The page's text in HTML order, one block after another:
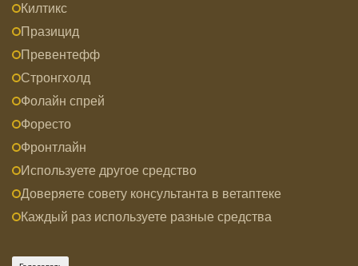
Килтикс
Празицид
Превентефф
Стронгхолд
Фолайн спрей
Форесто
Фронтлайн
Используете другое средство
Доверяете совету консультанта в ветаптеке
Каждый раз используете разные средства